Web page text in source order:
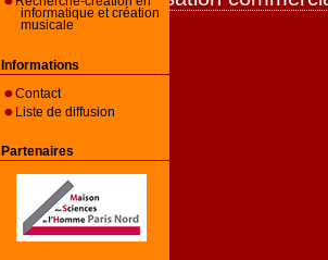
informatique et création
musicale
Informations
Contact
Liste de diffusion
Partenaires